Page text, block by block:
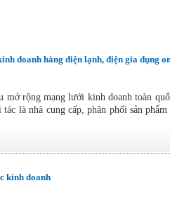
doanh hàng điện lạnh, điện gia dụng
mở rộng mạng lưới kinh doanh toàn
là nhà cung cấp, phân phối sản
kinh doanh